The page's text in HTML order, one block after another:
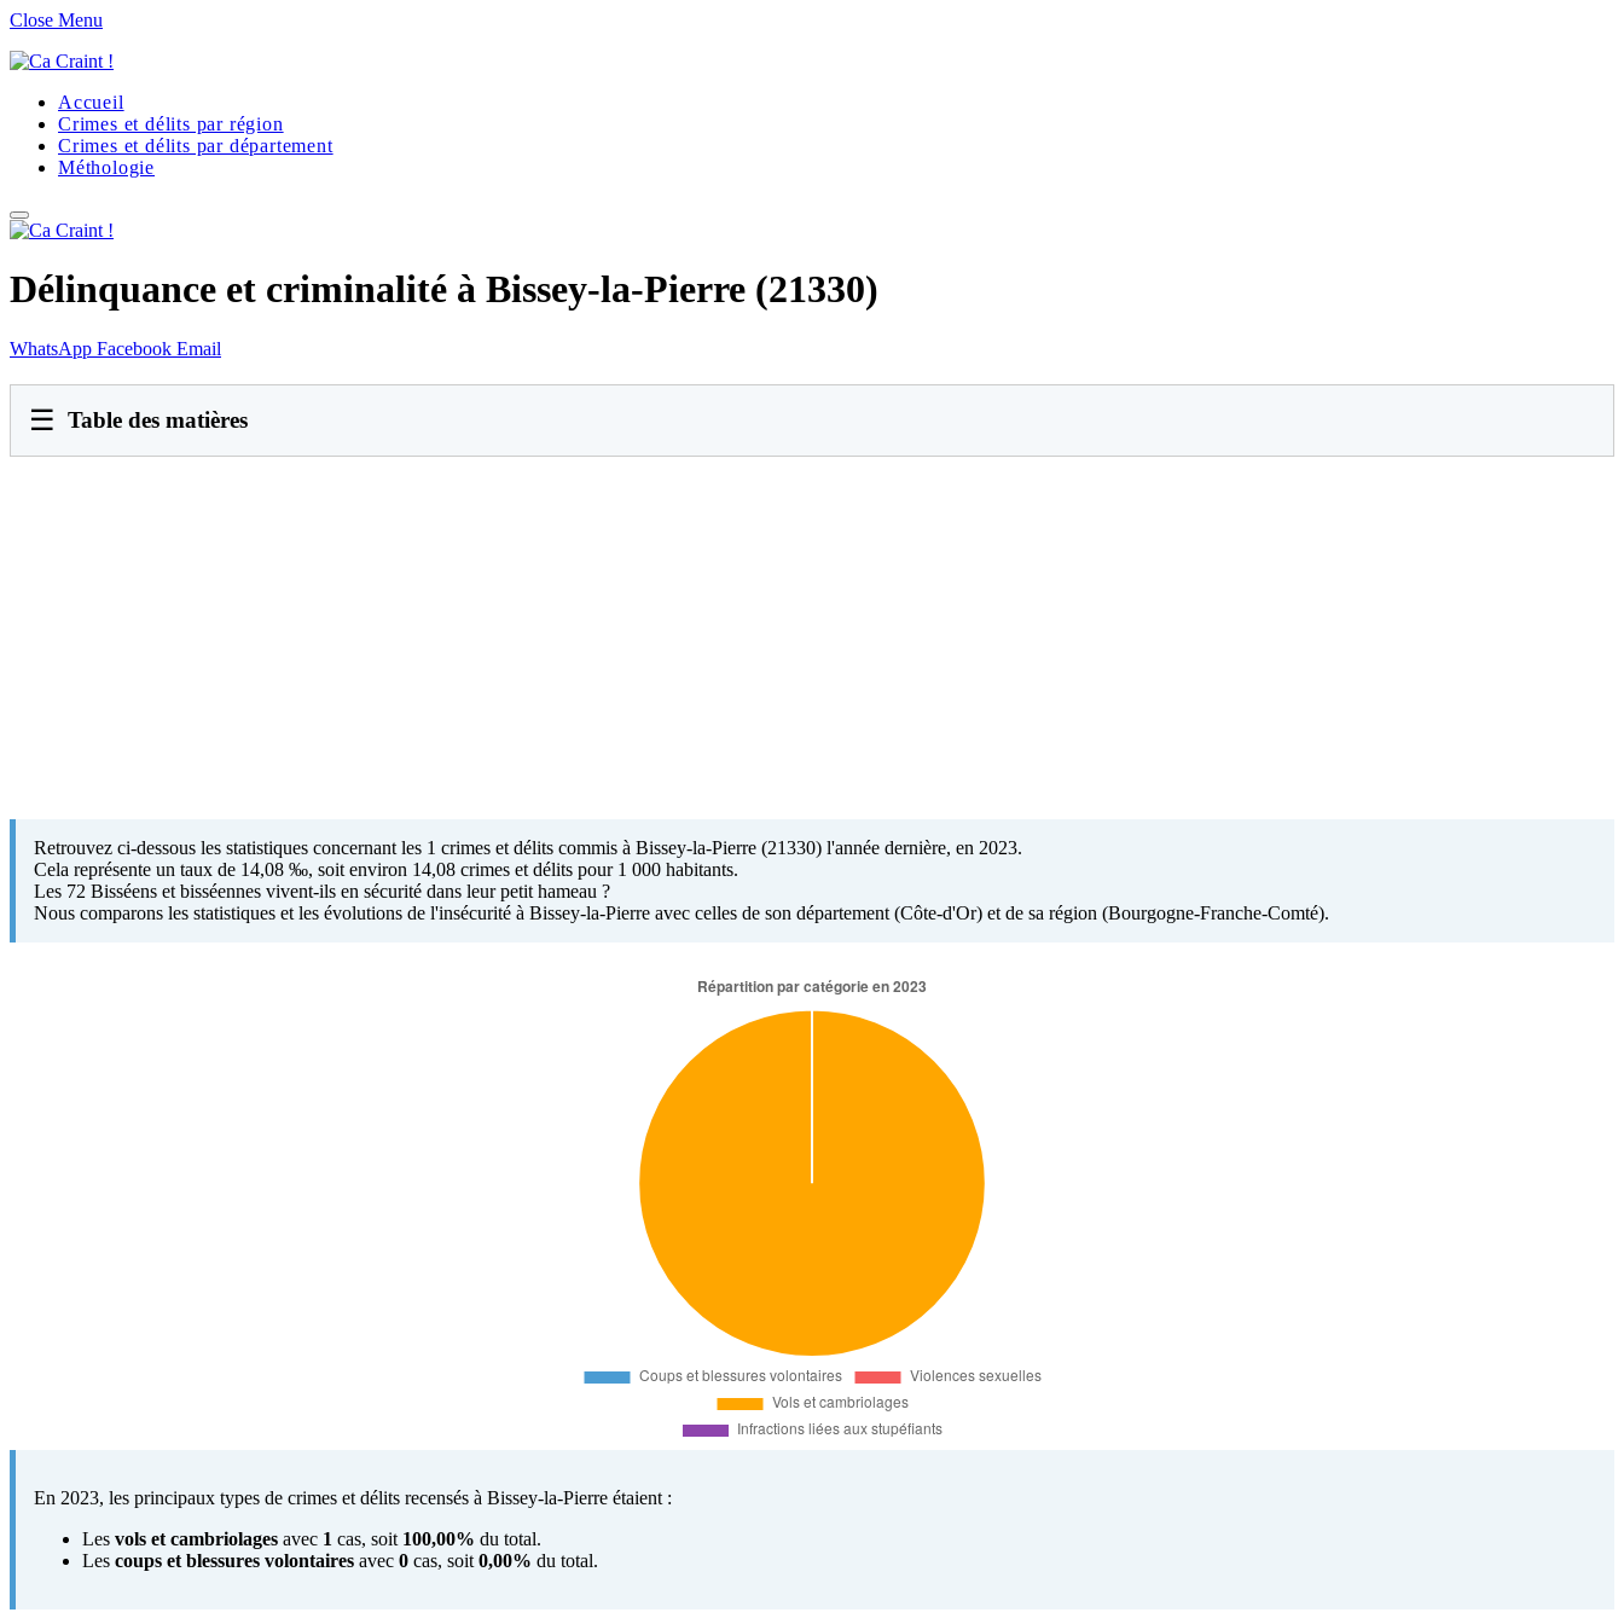
Close Menu
Accueil
Crimes et délits par région
Crimes et délits par département
Méthologie
Délinquance et criminalité à Bissey-la-Pierre (21330)
WhatsApp Facebook Email
☰ Table des matières
Retrouvez ci-dessous les statistiques concernant les 1 crimes et délits commis à Bissey-la-Pierre (21330) l'année dernière, en 2023.
Cela représente un taux de 14,08 ‰, soit environ 14,08 crimes et délits pour 1 000 habitants.
Les 72 Bisséens et bisséennes vivent-ils en sécurité dans leur petit hameau ?
Nous comparons les statistiques et les évolutions de l'insécurité à Bissey-la-Pierre avec celles de son département (Côte-d'Or) et de sa région (Bourgogne-Franche-Comté).
En 2023, les principaux types de crimes et délits recensés à Bissey-la-Pierre étaient :
Les vols et cambriolages avec 1 cas, soit 100,00% du total.
Les coups et blessures volontaires avec 0 cas, soit 0,00% du total.